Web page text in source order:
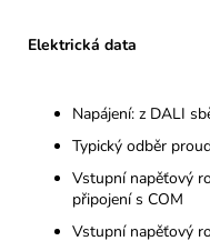
Elektrická data
Napájení: z DALI
Typický odběr
Vstupní napěťový
připojení s COM
Vstupní napěťový